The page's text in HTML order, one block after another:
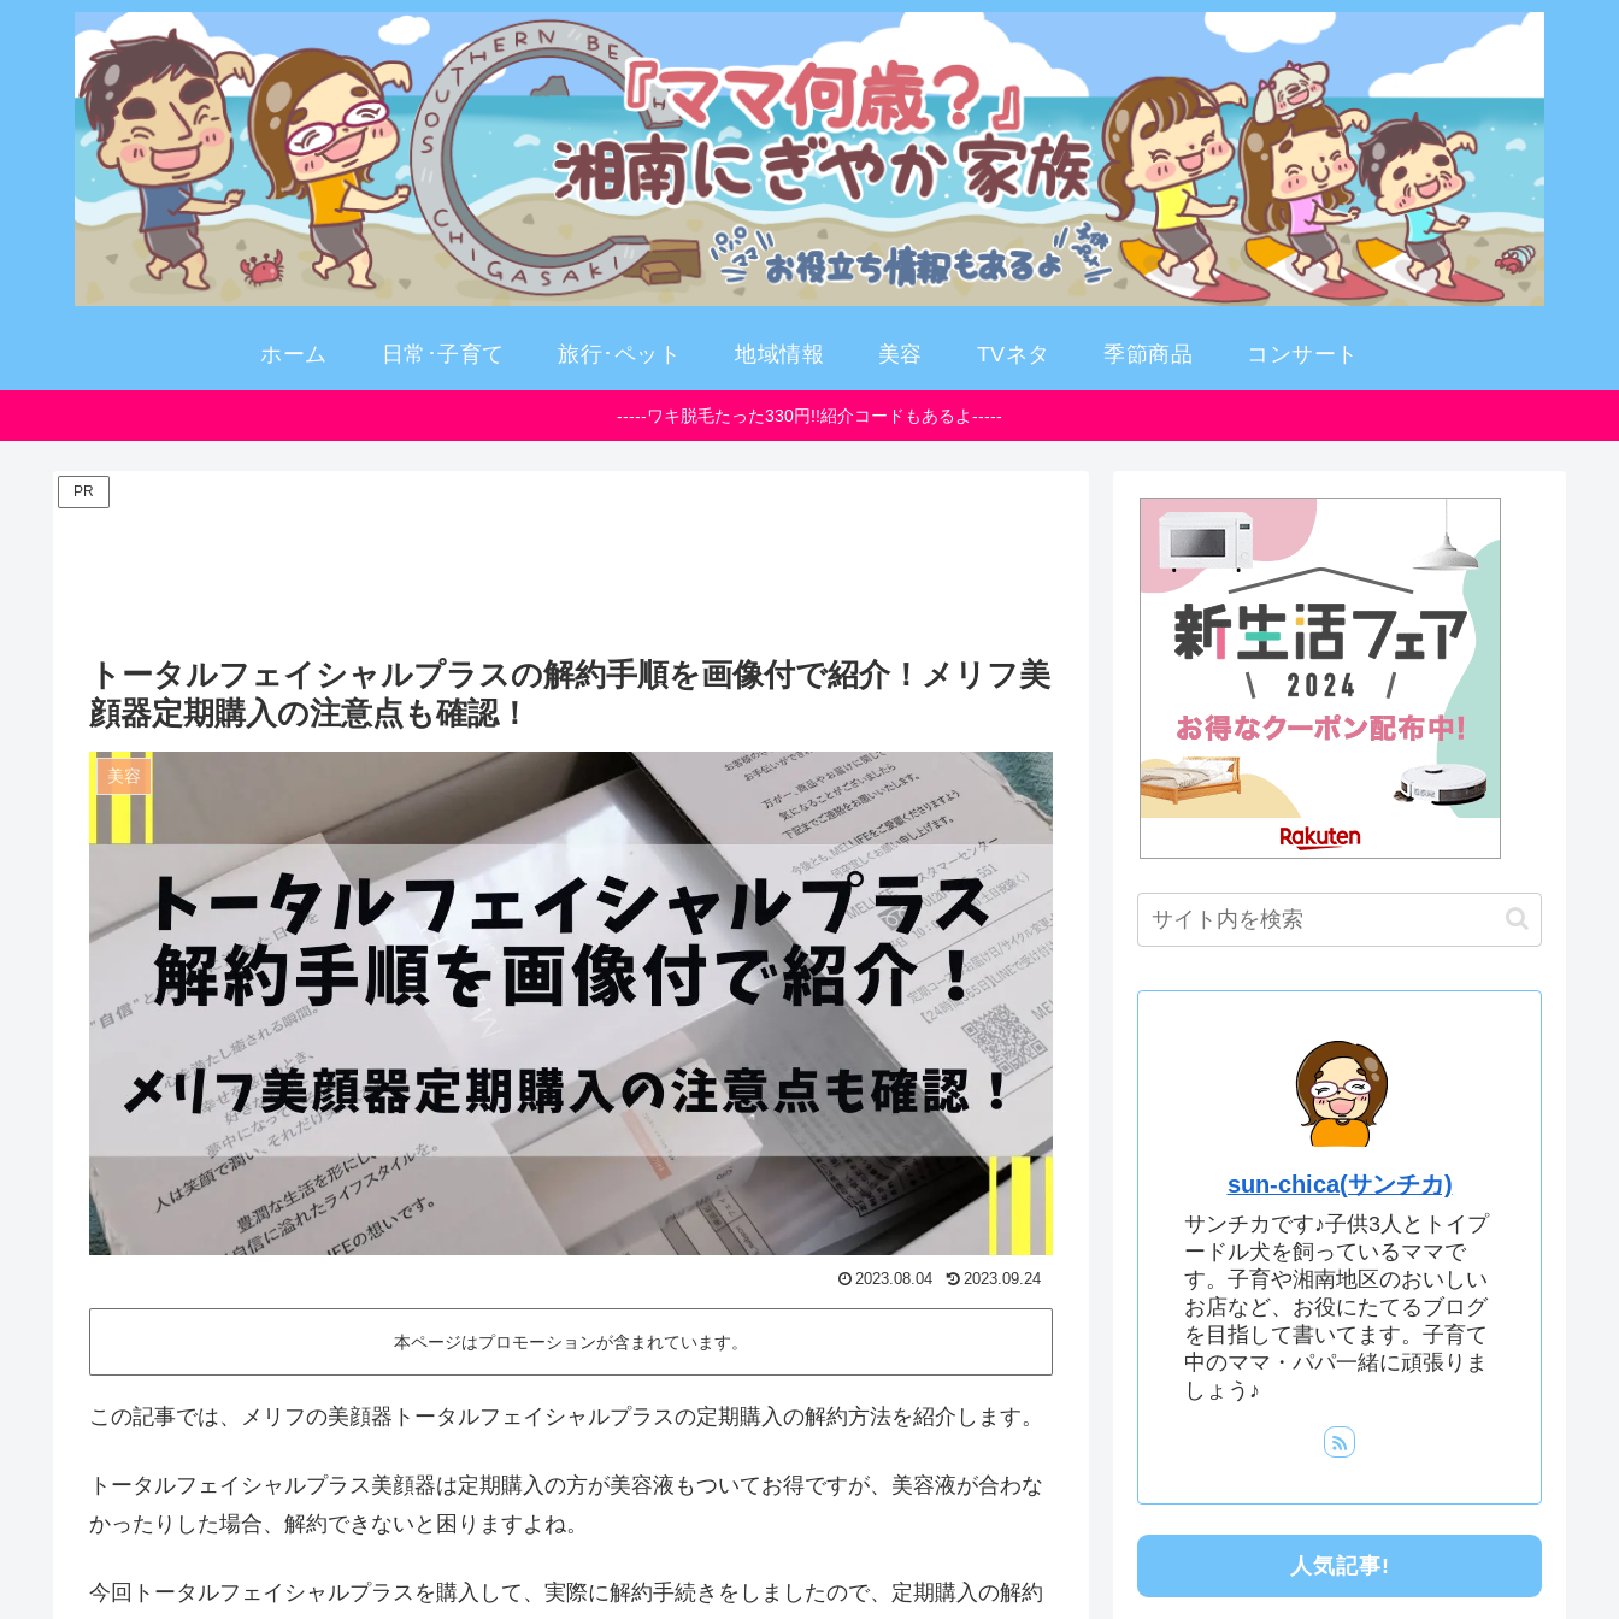
ホーム 日常･子育て 旅行･ペット 地域情報 美容 TVネタ 季節商品 コンサート
-----ワキ脱毛たった330円!!紹介コードもあるよ-----
PR
トータルフェイシャルプラスの解約手順を画像付で紹介！メリフ美
顔器定期購入の注意点も確認！
美容
2023.08.04 2023.09.24
本ページはプロモーションが含まれています。
この記事では、メリフの美顔器トータルフェイシャルプラスの定期購入の解約方法を紹介します。
トータルフェイシャルプラス美顔器は定期購入の方が美容液もついてお得ですが、美容液が合わな
かったりした場合、解約できないと困りますよね。
今回トータルフェイシャルプラスを購入して、実際に解約手続きをしましたので、定期購入の解約
sun-chica(サンチカ)
サンチカです♪子供3人とトイプ
ードル犬を飼っているママで
す。子育や湘南地区のおいしい
お店など、お役にたてるブログ
を目指して書いてます。子育て
中のママ・パパ一緒に頑張りま
しょう♪
人気記事!